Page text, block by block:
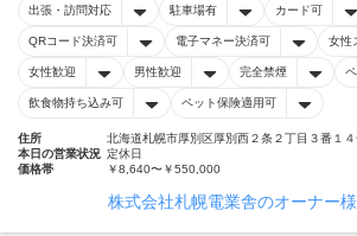
出張・訪問対応 駐車場有 カード可
QRコード決済可 電子マネー決済可 女性
女性歓迎 男性歓迎 完全禁煙
飲食物持ち込み可 ペット保険適用可
住所
北海道札幌市厚別区厚別西２条２丁目３番１
本日の営業状況 定休日
価格帯
￥8,640〜￥550,000
株式会社札幌電業舎のオーナー